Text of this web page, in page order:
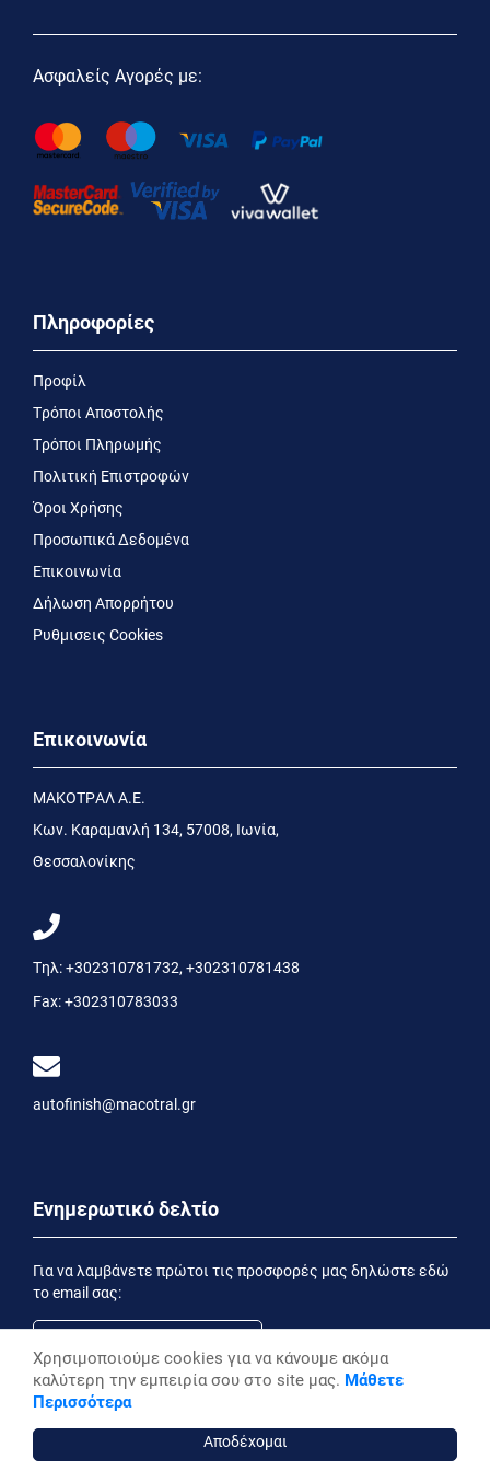
Ασφαλείς Αγορές με:
Πληροφορίες
Προφίλ
Τρόποι Αποστολής
Τρόποι Πληρωμής
Πολιτική Επιστροφών
Όροι Χρήσης
Προσωπικά Δεδομένα
Επικοινωνία
Δήλωση Απορρήτου
Ρυθμισεις Cookies
Επικοινωνία
MΑΚΟΤΡΑΛ Α.Ε.
Kων. Kαραμανλή 134, 57008, Ιωνία,
Θεσσαλονίκης
Τηλ:+302310781732, +302310781438
Fax:+302310783033
autofinish@macotral.gr
Ενημερωτικό δελτίο
Για να λαμβάνετε πρώτοι τις προσφορές μας δηλώστε εδώ
το email σας:
Εγγραφή
Έχοντας ενημερωθεί από την
επιθυμώ να λαμβάνω ενημερωτικά email
Χρησιμοποιούμε cookies για να κάνουμε ακόμα
καλύτερη την εμπειρία σου στο site μας. Μάθετε
Περισσότερα
Αποδέχομαι